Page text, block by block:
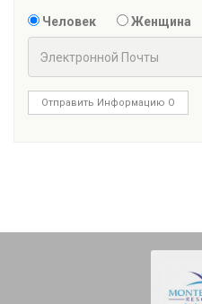
Человек Женщина
Отправить Информацию О